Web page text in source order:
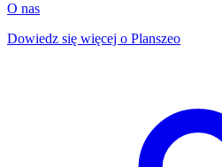
O nas
Dowiedz się więcej o Planszeo